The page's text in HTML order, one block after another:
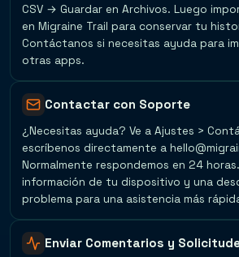
CSV → Guardar en Archivos. Luego
en Migraine Trail para conservar tu
Contáctanos si necesitas ayuda para
otras apps.
Contactar con Soporte
¿Necesitas ayuda? Ve a Ajustes >
escríbenos directamente a
Normalmente respondemos en 24
información de tu dispositivo y una
problema para una asistencia más
Enviar Comentarios y